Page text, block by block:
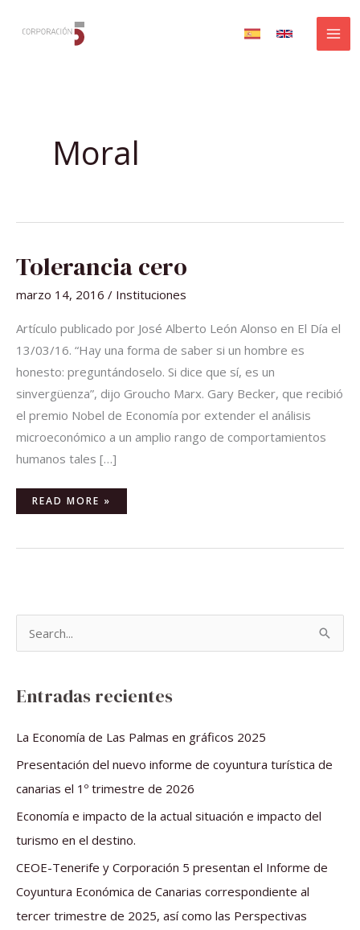
Moral
Tolerancia cero
marzo 14, 2016 / Instituciones
Artículo publicado por José Alberto León Alonso en El Día el
13/03/16. “Hay una forma de saber si un hombre es
honesto: preguntándoselo. Si dice que sí, es un
sinvergüenza”, dijo Groucho Marx. Gary Becker, que recibió
el premio Nobel de Economía por extender el análisis
microeconómico a un amplio rango de comportamientos
humanos tales […]
TOLERANCIA
CERO
READ MORE »
a
r
Entradas recientes
La Economía de Las Palmas en gráficos 2025
Presentación del nuevo informe de coyuntura turística de
canarias el 1º trimestre de 2026
Economía e impacto de la actual situación e impacto del
turismo en el destino.
CEOE-Tenerife y Corporación 5 presentan el Informe de
Coyuntura Económica de Canarias correspondiente al
tercer trimestre de 2025, así como las Perspectivas